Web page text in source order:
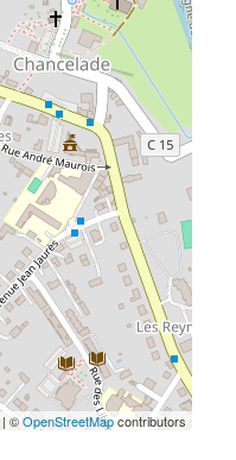
| ©OpenStreetMapcontributors